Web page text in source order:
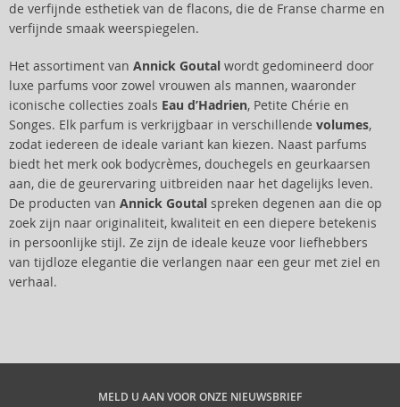
de verfijnde esthetiek van de flacons, die de Franse charme en
verfijnde smaak weerspiegelen.
Het assortiment van Annick Goutal wordt gedomineerd door
luxe parfums voor zowel vrouwen als mannen, waaronder
iconische collecties zoals Eau d’Hadrien, Petite Chérie en
Songes. Elk parfum is verkrijgbaar in verschillende volumes,
zodat iedereen de ideale variant kan kiezen. Naast parfums
biedt het merk ook bodycrèmes, douchegels en geurkaarsen
aan, die de geurervaring uitbreiden naar het dagelijks leven.
De producten van Annick Goutal spreken degenen aan die op
zoek zijn naar originaliteit, kwaliteit en een diepere betekenis
in persoonlijke stijl. Ze zijn de ideale keuze voor liefhebbers
van tijdloze elegantie die verlangen naar een geur met ziel en
verhaal.
MELD U AAN VOOR ONZE NIEUWSBRIEF